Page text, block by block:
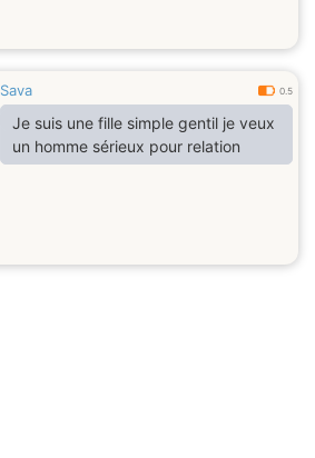
Sava 0.5
Je suis une fille simple gentil je veux
un homme sérieux pour relation